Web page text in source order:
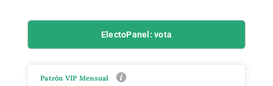
ElectoPanel: vota
Patrón VIP Mensual